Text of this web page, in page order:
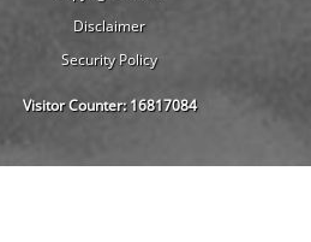
Disclaimer
Security Policy
Visitor Counter:16817084